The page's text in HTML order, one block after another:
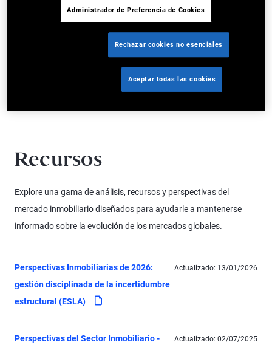
millones de dólares (al 31 de diciembre de 2025) en activos gestionados
afiliada y subsidiaria de propiedad total de PIMCO y PIMCO Europe GmbH
que incluye PIMCO Prime Real Estate GmbH, PIMCO Prime Real Estate LLC
y sus subsidiarias y afiliadas. Los profesionales de inversión de PIMCO
Prime Real Estate LLC proporcionan gestión de inversiones y otros
servicios como personal dual a través de PIMCO LLC. PIMCO Prime Real
Estate GmbH opera de manera independiente de PIMCO.
Recursos
Explore una gama de análisis, recursos y perspectivas del
mercado inmobiliario diseñados para ayudarle a mantenerse
informado sobre la evolución de los mercados globales.
Perspectivas Inmobiliarias de 2026:
gestión disciplinada de la incertidumbre
estructural (ESLA)
pdf
Actualizado: 13/01/2026
Perspectivas del Sector Inmobiliario -
Actualizado: 02/07/2025
Administrador de Preferencia de Cookies
Rechazar cookies no esenciales
Aceptar todas las cookies